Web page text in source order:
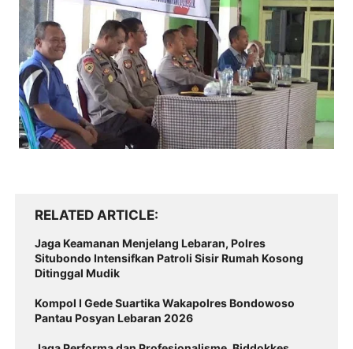
RELATED ARTICLE
Jaga Keamanan Menjelang Lebaran, Polres
Situbondo Intensifkan Patroli Sisir Rumah Kosong
Ditinggal Mudik
Kompol I Gede Suartika Wakapolres Bondowoso
Pantau Posyan Lebaran 2026